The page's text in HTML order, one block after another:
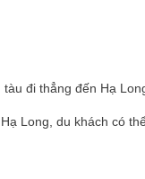
đi thẳng đến Hạ
Long, du khách có